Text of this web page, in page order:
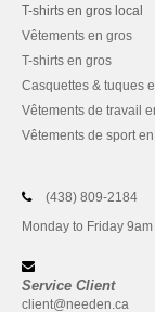
T-shirts en gros local
Vêtements en gros
T-shirts en gros
Casquettes & tuques
Vêtements de travail
Vêtements de sport
(438) 809-2184
Monday to Friday
Service Client
client@needen.ca